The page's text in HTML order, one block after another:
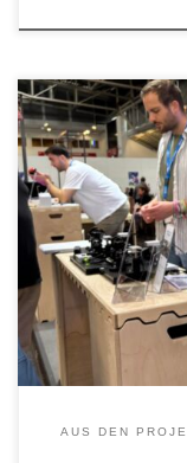
World of Quantum –
wieder vorbei, wie
die Zeit rum geht,
schön zu sehen, wie
neugierige
AUS DEN